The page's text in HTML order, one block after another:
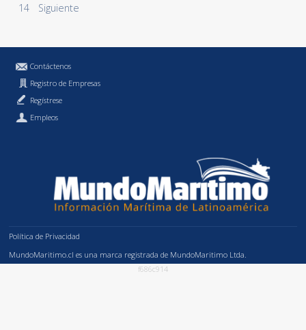
14
Siguiente
Contáctenos
Registro de Empresas
Regístrese
Empleos
Política de Privacidad
MundoMaritimo.cl es una marca registrada de MundoMaritimo Ltda.
f686c914